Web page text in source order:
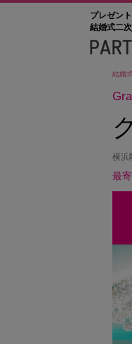
プレゼン
結婚式二
結婚
横浜
最